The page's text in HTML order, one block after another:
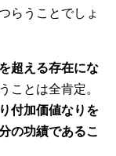
らうことでしょ
超える存在にな
ことは全肯定。
付加価値なりを
の功績であるこ